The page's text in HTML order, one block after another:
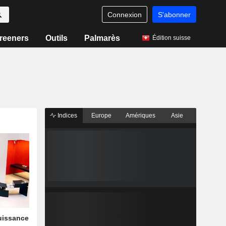
Connexion S'abonner
Outils Palmarès Édition suisse
Indices Europe Amériques Asie